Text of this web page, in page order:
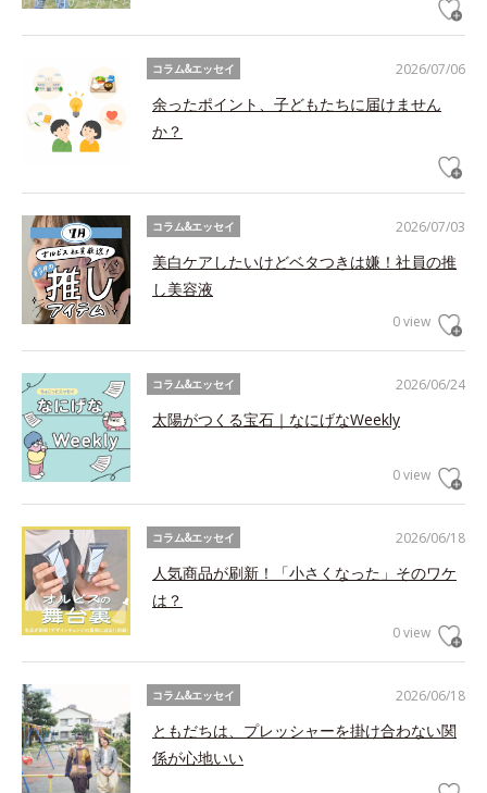
2026/07/06
コラム&エッセイ
余ったポイント、子どもたちに届けません
か？
2026/07/03
コラム&エッセイ
美白ケアしたいけどベタつきは嫌！社員の推
し美容液
0 view
2026/06/24
コラム&エッセイ
太陽がつくる宝石｜なにげなWeekly
0 view
2026/06/18
コラム&エッセイ
人気商品が刷新！「小さくなった」そのワケ
は？
0 view
2026/06/18
コラム&エッセイ
ともだちは、プレッシャーを掛け合わない関
係が心地いい